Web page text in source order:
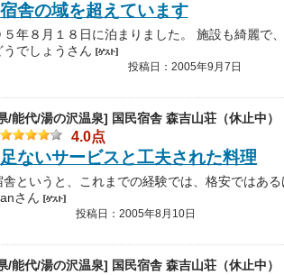
舎の域を超えています
うでしょうさん
投稿日：2005年9月7日
/能代/湯の沢温泉] 国民宿舎 森吉山荘（休止中）
4.0点
ないサービスと工夫された料理
さん
投稿日：2005年8月10日
/能代/湯の沢温泉] 国民宿舎 森吉山荘（休止中）